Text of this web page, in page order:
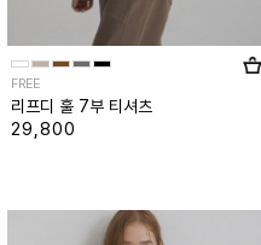
FREE
리프디 훌 7부 티셔츠
29,800